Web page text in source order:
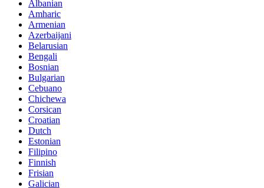
Albanian
Amharic
Armenian
Azerbaijani
Belarusian
Bengali
Bosnian
Bulgarian
Cebuano
Chichewa
Corsican
Croatian
Dutch
Estonian
Filipino
Finnish
Frisian
Galician